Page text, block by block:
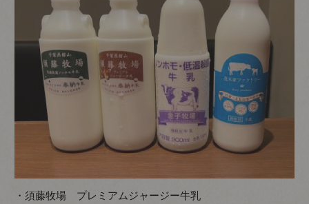
・須藤牧場 プレミアムジャージー牛乳